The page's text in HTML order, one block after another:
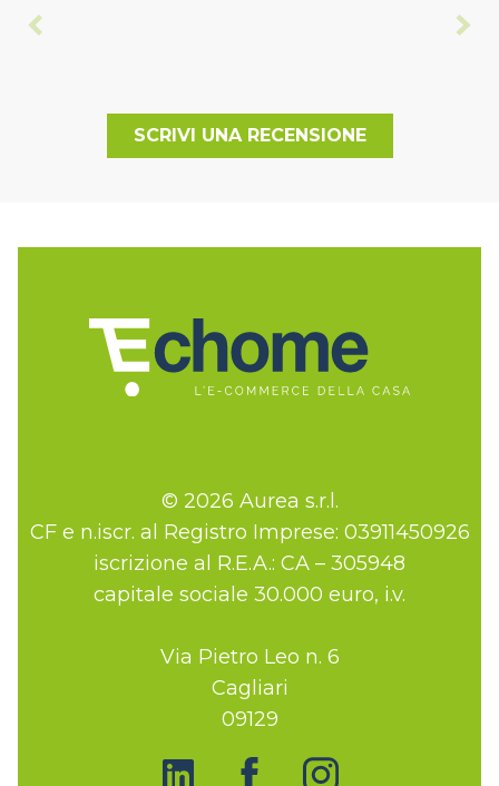
SCRIVI UNA RECENSIONE
© 2026 Aurea s.r.l.
CF e n.iscr. al Registro Imprese: 03911450926
iscrizione al R.E.A.: CA – 305948
capitale sociale 30.000 euro, i.v.
Via Pietro Leo n. 6
Cagliari
09129